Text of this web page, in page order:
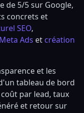
de 5/5 sur Google,
concrets et
SEO,
Ads etcréation
et les
tableau de bord
par lead, taux
et retour sur